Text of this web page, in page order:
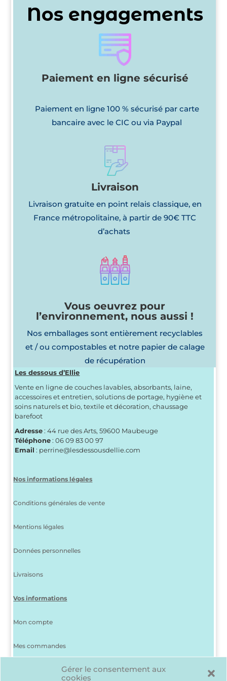
Gérer le consentement aux
cookies
Nos engagements
Paiement en ligne sécurisé
Paiement en ligne 100 % sécurisé par carte
bancaire avec le CIC ou via Paypal
Livraison
Livraison gratuite en point relais classique, en
France métropolitaine, à partir de 90€ TTC
d’achats
Vous oeuvrez pour
l’environnement, nous aussi !
Nos emballages sont entièrement recyclables
et / ou compostables et notre papier de calage
de récupération
Les dessous d’Ellie
Vente en ligne de couches lavables, absorbants, laine,
accessoires et entretien, solutions de portage, hygiène et
soins naturels et bio, textile et décoration, chaussage
barefoot
Adresse: 44 rue des Arts, 59600 Maubeuge
Téléphone: 06 09 83 00 97
Email : perrine@lesdessousdellie.com
Nos informations légales
Conditions générales de vente
Mentions légales
Données personnelles
Livraisons
Vos informations
Mon compte
Mes commandes
J’ai perdu mon mot de passe